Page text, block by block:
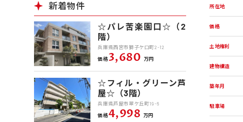
新着物件
☆パレ苦楽園口☆（2
階）
兵庫県西宮市獅子ケ口町2-12
価格3,680 万円
☆フィル・グリーン芦
屋☆（3階）
兵庫県芦屋市翠ケ丘町19-6
価格4,998 万円
所在地
価格
土地権利
建物構造
築年月
駐車場